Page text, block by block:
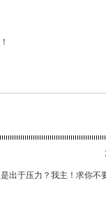
出于压力？我主！求你不